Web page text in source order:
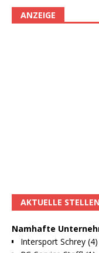
ANZEIGE
AKTUELLE
Namhafte
Intersport Schrey (4)